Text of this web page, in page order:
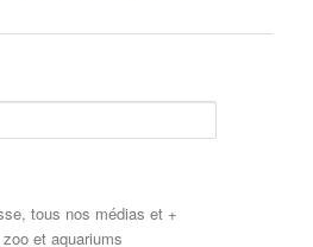
tous nos médias et +
et aquariums